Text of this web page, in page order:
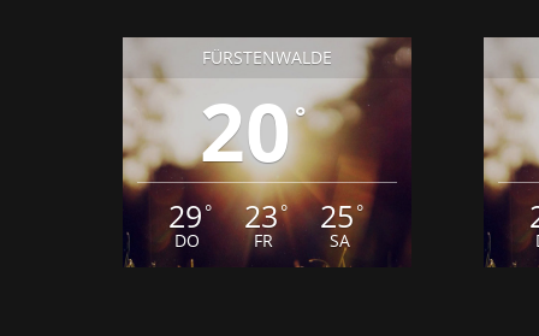
FÜRSTENWALDE
20°
29°
DO
23°
FR
25°
SA